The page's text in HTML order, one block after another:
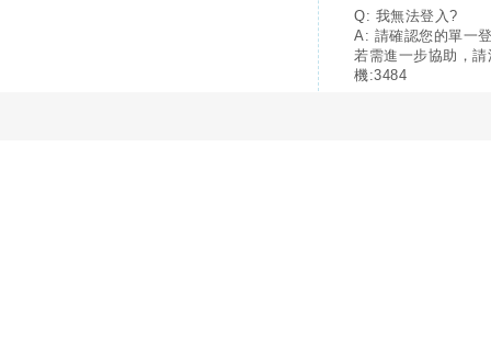
Q: 我無法登入?
A: 請確認您的單一
若需進一步協助，
機:3484